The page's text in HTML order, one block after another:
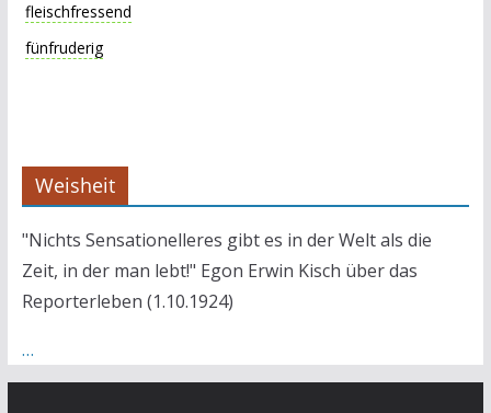
fleischfressend
fünfruderig
Weisheit
"Nichts Sensationelleres gibt es in der Welt als die
Zeit, in der man lebt!" Egon Erwin Kisch über das
Reporterleben (1.10.1924)
…